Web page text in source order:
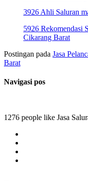
3926 Ahli Saluran
5926 Rekomendasi
Cikarang Barat
Postingan pada Jasa
Barat
Navigasi pos
1276 people like Jasa